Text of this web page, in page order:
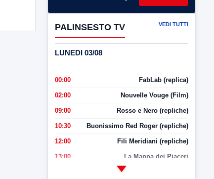
PALINSESTO TV VEDI TUTTI
LUNEDI 03/08
00:00 FabLab (replica)
02:00 Nouvelle Vouge (Film)
09:00 Rosso e Nero (repliche)
10:30 Buonissimo Red Roger (repliche)
12:00 Fili Meridiani (repliche)
13:00 La Mappa dei Piaceri